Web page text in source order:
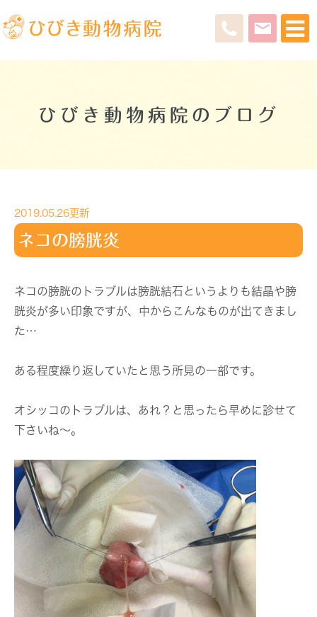
ひびき動物病院のブログ
2019.05.26更新
ネコの膀胱炎
ネコの膀胱のトラブルは膀胱結石というよりも結晶や膀
胱炎が多い印象ですが、中からこんなものが出てきまし
た…
ある程度繰り返していたと思う所見の一部です。
オシッコのトラブルは、あれ？と思ったら早めに診せて
下さいね〜。